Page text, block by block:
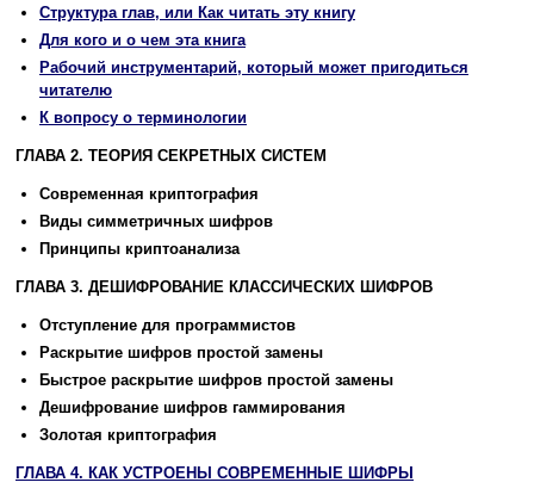
Стpуктуpа глав, или Как читать эту книгу
Для кого и о чем эта книга
Рабочий инструментарий, который может пригодиться
читателю
К вопросу о терминологии
ГЛАВА 2. ТЕОРИЯ СЕКРЕТНЫХ СИСТЕМ
Современная криптография
Виды симметричных шифров
Принципы криптоанализа
ГЛАВА 3. ДЕШИФРОВАНИЕ КЛАССИЧЕСКИХ ШИФРОВ
Отступление для программистов
Раскрытие шифров простой замены
Быстрое раскрытие шифров простой замены
Дешифрование шифров гаммирования
Золотая криптография
ГЛАВА 4. КАК УСТРОЕНЫ СОВРЕМЕННЫЕ ШИФРЫ